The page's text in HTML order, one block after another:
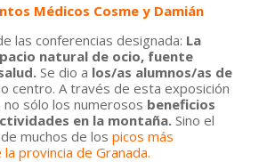
Médicos Cosme y Damián
las conferencias designada: La
natural de ocio, fuente
Se dio a los/as alumnos/as de
centro. A través de esta exposición
sólo los numerosos beneficios
en la montaña.Sino el
muchos de los picos más
provincia de Granada.